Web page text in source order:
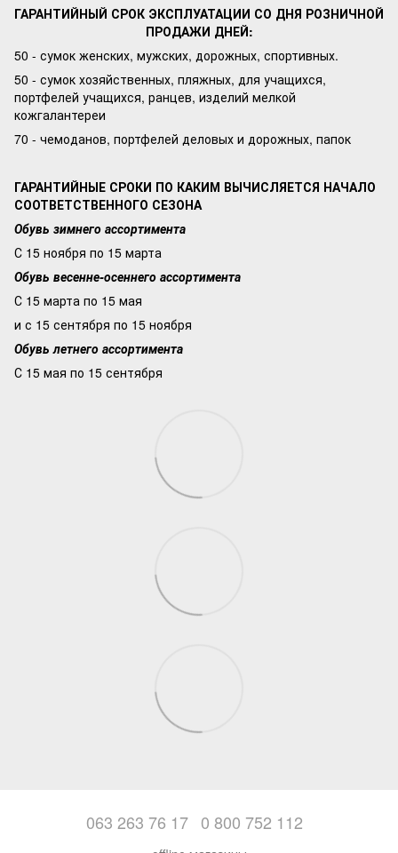
ГАРАНТИЙНЫЙ СРОК ЭКСПЛУАТАЦИИ СО ДНЯ РОЗНИЧНОЙ
ПРОДАЖИ ДНЕЙ:
50 - сумок женских, мужских, дорожных, спортивных.
50 - сумок хозяйственных, пляжных, для учащихся,
портфелей учащихся, ранцев, изделий мелкой
кожгалантереи
70 - чемоданов, портфелей деловых и дорожных, папок
ГАРАНТИЙНЫЕ СРОКИ ПО КАКИМ ВЫЧИСЛЯЕТСЯ НАЧАЛО
СООТВЕТСТВЕННОГО СЕЗОНА
Обувь зимнего ассортимента
С 15 ноября по 15 марта
Обувь весенне-осеннего ассортимента
С 15 марта по 15 мая
и с 15 сентября по 15 ноября
Обувь летнего ассортимента
С 15 мая по 15 сентября
063 263 76 17 0 800 752 112